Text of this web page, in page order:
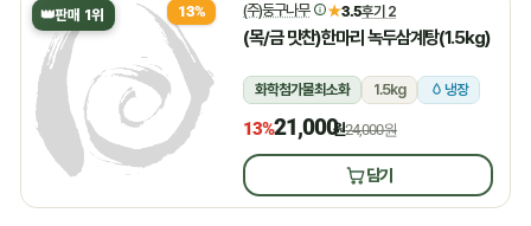
👑판매 1위 13% (주)둥구나무 ★3.5후기 2
(목/금 맛찬)한마리 녹두삼계탕(1.5kg)
화학첨가물최소화 1.5kg 냉장
13%21,000원24,000원
담기